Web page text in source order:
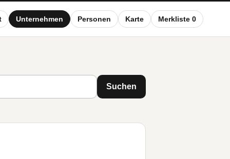
Unternehmen Personen Karte Merkliste 0
Suchen